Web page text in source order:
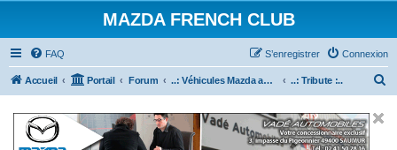
MAZDA FRENCH CLUB
FAQ Connexion
S’enregistrer
Accueil Portail Forum ..: Véhicules Mazda ancien (<2003) :.. ..: Tribute :..